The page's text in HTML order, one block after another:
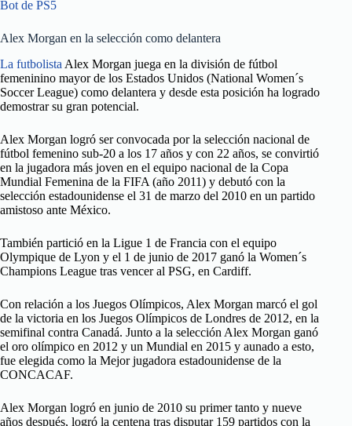
Bot de PS5
Alex Morgan en la selección como delantera
La futbolista Alex Morgan juega en la división de fútbol
femeninino mayor de los Estados Unidos (National Women´s
Soccer League) como delantera y desde esta posición ha logrado
demostrar su gran potencial.
Alex Morgan logró ser convocada por la selección nacional de
fútbol femenino sub-20 a los 17 años y con 22 años, se convirtió
en la jugadora más joven en el equipo nacional de la Copa
Mundial Femenina de la FIFA (año 2011) y debutó con la
selección estadounidense el 31 de marzo del 2010 en un partido
amistoso ante México.
También partició en la Ligue 1 de Francia con el equipo
Olympique de Lyon y el 1 de junio de 2017 ganó la Women´s
Champions League tras vencer al PSG, en Cardiff.
Con relación a los Juegos Olímpicos, Alex Morgan marcó el gol
de la victoria en los Juegos Olímpicos de Londres de 2012, en la
semifinal contra Canadá. Junto a la selección Alex Morgan ganó
el oro olímpico en 2012 y un Mundial en 2015 y aunado a esto,
fue elegida como la Mejor jugadora estadounidense de la
CONCACAF.
Alex Morgan logró en junio de 2010 su primer tanto y nueve
años después, logró la centena tras disputar 159 partidos con la